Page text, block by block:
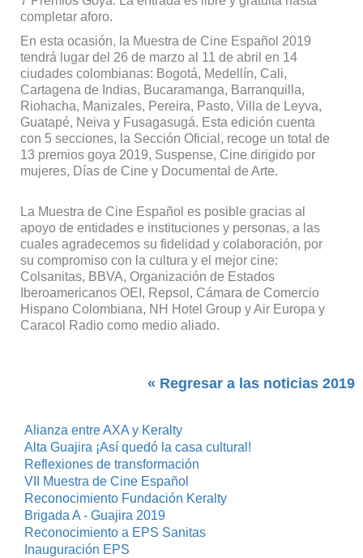
completar aforo.
En esta ocasión, la Muestra de Cine Español 2019
tendrá lugar del 26 de marzo al 11 de abril en 14
ciudades colombianas: Bogotá, Medellín, Cali,
Cartagena de Indias, Bucaramanga, Barranquilla,
Riohacha, Manizales, Pereira, Pasto, Villa de Leyva,
Guatapé, Neiva y Fusagasugá. Esta edición cuenta
con 5 secciones, la Sección Oficial, recoge un total de
13 premios goya 2019, Suspense, Cine dirigido por
mujeres, Días de Cine y Documental de Arte.
La Muestra de Cine Español es posible gracias al
apoyo de entidades e instituciones y personas, a las
cuales agradecemos su fidelidad y colaboración, por
su compromiso con la cultura y el mejor cine:
Colsanitas, BBVA, Organización de Estados
Iberoamericanos OEI, Repsol, Cámara de Comercio
Hispano Colombiana, NH Hotel Group y Air Europa y
Caracol Radio como medio aliado.
« Regresar a las noticias 2019
Alianza entre AXA y Keralty
Alta Guajira ¡Así quedó la casa cultural!
Reflexiones de transformación
VII Muestra de Cine Español
Reconocimiento Fundación Keralty
Brigada A - Guajira 2019
Reconocimiento a EPS Sanitas
Inauguración EPS